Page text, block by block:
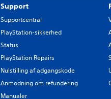
Support
Supportcentral
PlayStation-sikkerhed
Status
PlayStation Repairs
Nulstilling af adgangskode
Anmodning om refundering
Manualer